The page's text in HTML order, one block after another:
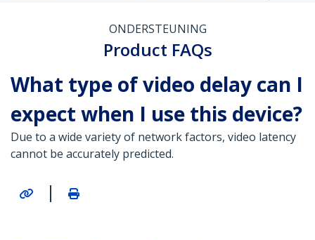
ONDERSTEUNING
Product FAQs
What type of video delay can I
expect when I use this device?
Due to a wide variety of network factors, video latency
cannot be accurately predicted.
|